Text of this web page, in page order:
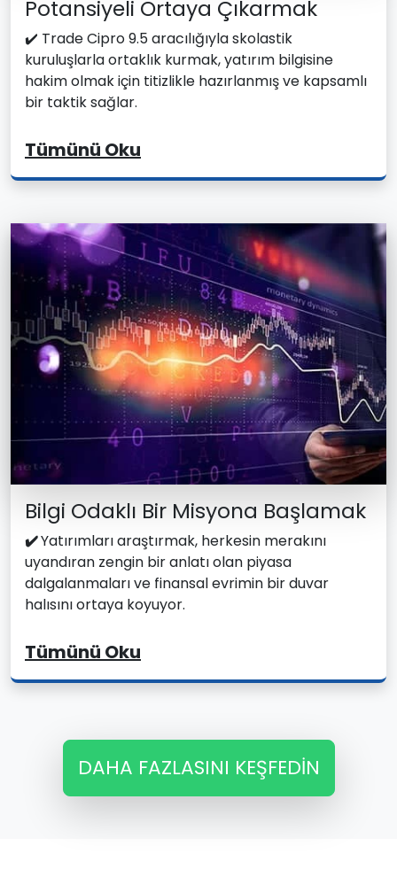
Potansiyeli Ortaya Çıkarmak
✔️ Trade Cipro 9.5 aracılığıyla skolastik
kuruluşlarla ortaklık kurmak, yatırım bilgisine
hakim olmak için titizlikle hazırlanmış ve kapsamlı
bir taktik sağlar.
Tümünü Oku
Bilgi Odaklı Bir Misyona Başlamak
✔️Yatırımları araştırmak, herkesin merakını
uyandıran zengin bir anlatı olan piyasa
dalgalanmaları ve finansal evrimin bir duvar
halısını ortaya koyuyor.
Tümünü Oku
DAHA FAZLASINI KEŞFEDIN